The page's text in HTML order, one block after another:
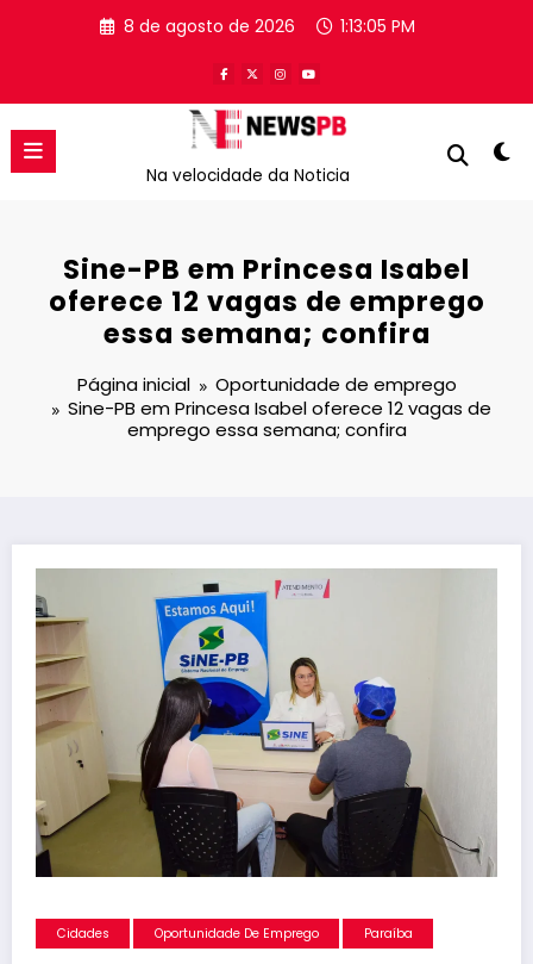
8 de agosto de 2026 1:13:06 PM
Na velocidade da Noticia
Sine-PB em Princesa Isabel
oferece 12 vagas de emprego
essa semana; confira
Página inicial
Oportunidade de emprego
Sine-PB em Princesa Isabel oferece 12 vagas de
emprego essa semana; confira
Cidades Oportunidade De Emprego Paraíba